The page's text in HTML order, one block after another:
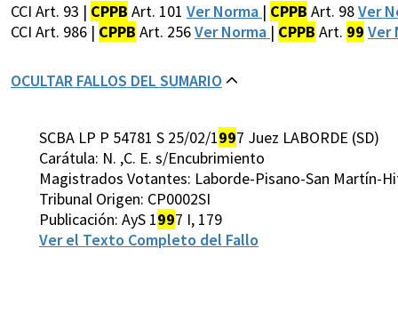
CCI Art. 93 | CPPB Art. 101 Ver Norma | CPPB Art. 98Ver
CCI Art. 986 | CPPB Art. 256Ver Norma | CPPB Art. 99 Ver
OCULTAR FALLOS DEL SUMARIO
SCBA LP P 54781 S 25/02/1997 Juez LABORDE (SD)
Carátula: N. ,C. E. s/Encubrimiento
Magistrados Votantes: Laborde-Pisano-San Martín-
Tribunal Origen: CP0002SI
Publicación: AyS 1997 I, 179
Ver el Texto Completo del Fallo